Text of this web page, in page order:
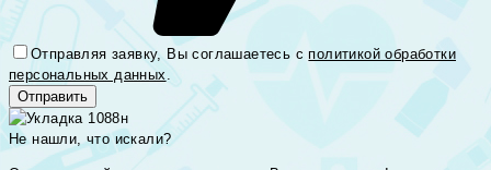
Отправляя заявку, Вы соглашаетесь сполитикой обработки
персональных данных
Не нашли, что искали?